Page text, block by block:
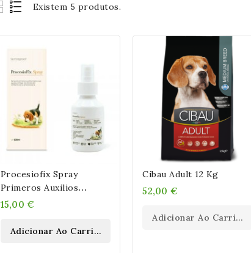
Existem 5 produtos.
Procesiofix Spray
Primeros Auxilios
Contra Procesionaria En
15,00 €
Adicionar Ao Carrinho
Cibau Adult 12 Kg
52,00 €
Adicionar Ao Carrinho